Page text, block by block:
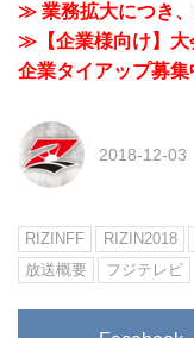
≫ 業務拡大につき、
≫【企業様向け】大
企業タイアップ募集
2018-12-03
RIZINFF RIZIN2018
放送概要
フジテレビ